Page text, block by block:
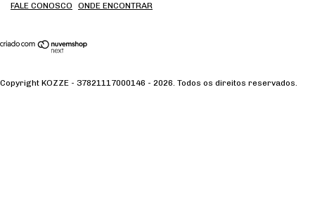
FALE CONOSCO
ONDE ENCONTRAR
Copyright KOZZE - 37821117000146 - 2026. Todos os direitos reservados.